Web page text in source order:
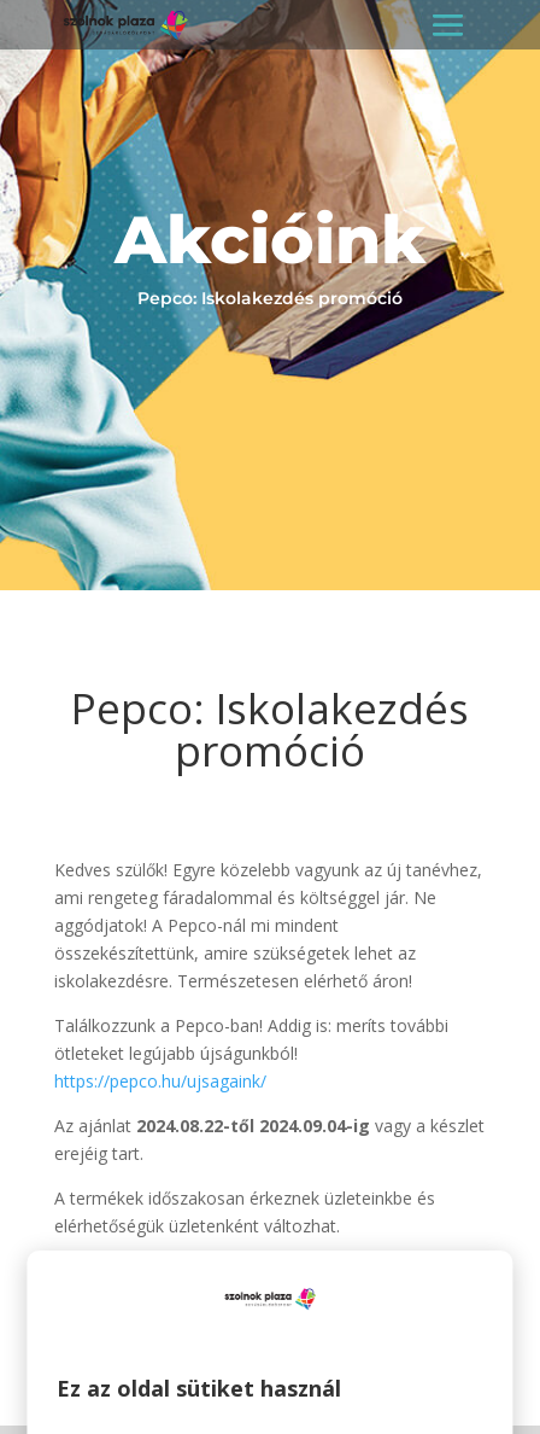
Akcióink
Pepco: Iskolakezdés promóció
Pepco: Iskolakezdés
promóció
Kedves szülők! Egyre közelebb vagyunk az új tanévhez,
ami rengeteg fáradalommal és költséggel jár. Ne
aggódjatok! A Pepco-nál mi mindent
összekészítettünk, amire szükségetek lehet az
iskolakezdésre. Természetesen elérhető áron!
Találkozzunk a Pepco-ban! Addig is: meríts további
ötleteket legújabb újságunkból!
https://pepco.hu/ujsagaink/
Az ajánlat 2024.08.22-től 2024.09.04-ig vagy a készlet
erejéig tart.
A termékek időszakosan érkeznek üzleteinkbe és
elérhetőségük üzletenként változhat.
Érezhető minőség, szerethető áron.
Ez az oldal sütiket használ